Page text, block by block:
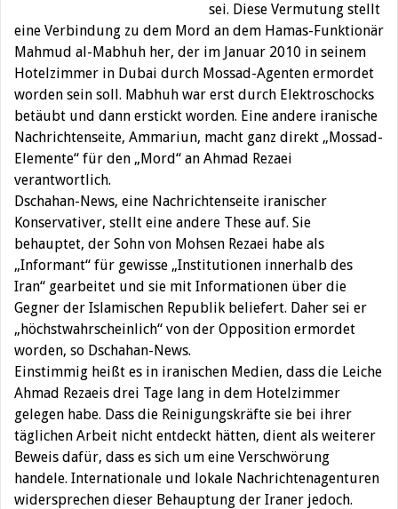
sei. Diese Vermutung stellt
eine Verbindung zu dem Mord an dem Hamas-Funktionär
Mahmud al-Mabhuh her, der im Januar 2010 in seinem
Hotelzimmer in Dubai durch Mossad-Agenten ermordet
worden sein soll. Mabhuh war erst durch Elektroschocks
betäubt und dann erstickt worden. Eine andere iranische
Nachrichtenseite, Ammariun, macht ganz direkt „Mossad-
Elemente“ für den „Mord“ an Ahmad Rezaei
verantwortlich.
Dschahan-News, eine Nachrichtenseite iranischer
Konservativer, stellt eine andere These auf. Sie
behauptet, der Sohn von Mohsen Rezaei habe als
„Informant“ für gewisse „Institutionen innerhalb des
Iran“ gearbeitet und sie mit Informationen über die
Gegner der Islamischen Republik beliefert. Daher sei er
„höchstwahrscheinlich“ von der Opposition ermordet
worden, so Dschahan-News.
Einstimmig heißt es in iranischen Medien, dass die Leiche
Ahmad Rezaeis drei Tage lang in dem Hotelzimmer
gelegen habe. Dass die Reinigungskräfte sie bei ihrer
täglichen Arbeit nicht entdeckt hätten, dient als weiterer
Beweis dafür, dass es sich um eine Verschwörung
handele. Internationale und lokale Nachrichtenagenturen
widersprechen dieser Behauptung der Iraner jedoch.